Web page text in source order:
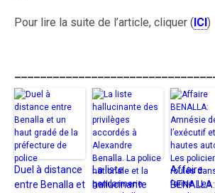
Pour lire la suite de l’article, cliquer (ICI)
Duel à distance
entre Benalla et
La liste
hallucinante
Affaire
BENALLA: